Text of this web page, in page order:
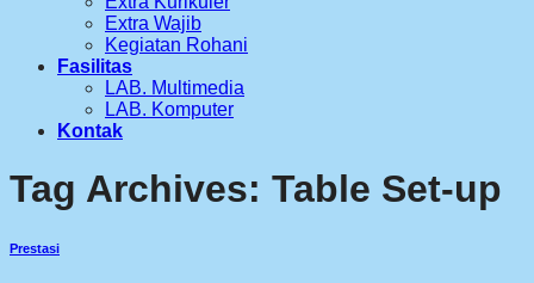
Extra Wajib
Kegiatan Rohani
Fasilitas
LAB. Multimedia
LAB. Komputer
Kontak
Tag Archives: Table Set-up
Prestasi